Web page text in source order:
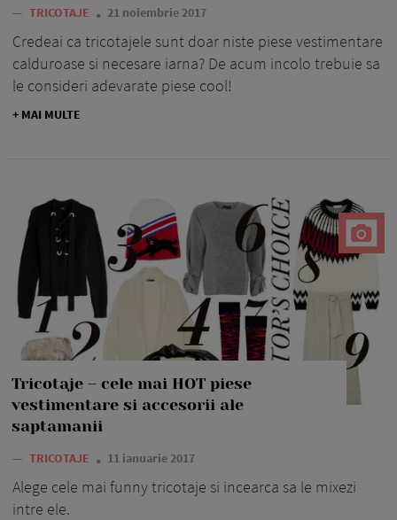
— TRICOTAJE 21 noiembrie 2017
Credeai ca tricotajele sunt doar niste piese vestimentare
calduroase si necesare iarna? De acum incolo trebuie sa
le consideri adevarate piese cool!
+ MAI MULTE
Tricotaje – cele mai HOT piese
vestimentare si accesorii ale
saptamanii
— TRICOTAJE 11 ianuarie 2017
Alege cele mai funny tricotaje si incearca sa le mixezi
intre ele.